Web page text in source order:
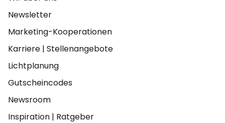
Newsletter
Marketing-Kooperationen
Karriere | Stellenangebote
Lichtplanung
Gutscheincodes
Newsroom
Inspiration | Ratgeber